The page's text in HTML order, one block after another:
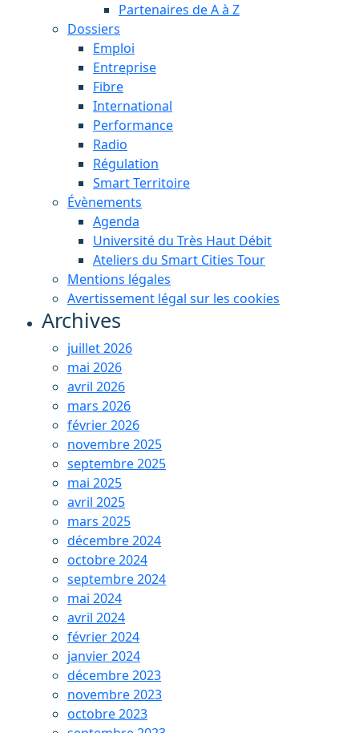
Partenaires de A à Z
Dossiers
Emploi
Entreprise
Fibre
International
Performance
Radio
Régulation
Smart Territoire
Évènements
Agenda
Université du Très Haut Débit
Ateliers du Smart Cities Tour
Mentions légales
Avertissement légal sur les cookies
Archives
juillet 2026
mai 2026
avril 2026
mars 2026
février 2026
novembre 2025
septembre 2025
mai 2025
avril 2025
mars 2025
décembre 2024
octobre 2024
septembre 2024
mai 2024
avril 2024
février 2024
janvier 2024
décembre 2023
novembre 2023
octobre 2023